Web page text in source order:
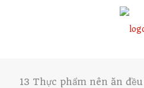
13 Thực phẩm nên ăn